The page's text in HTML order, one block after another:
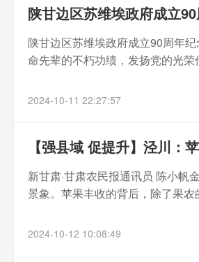
陕甘边区苏维埃政府成立
陕甘边区苏维埃政府成立90周年
命先辈的不朽功绩，发扬党的光
2024-10-11 22:27:57
【强县域 促提升】泾川：
新甘肃·甘肃农民报通讯员 陈小
景象。苹果丰收的背后，除了果
2024-10-12 10:08:49